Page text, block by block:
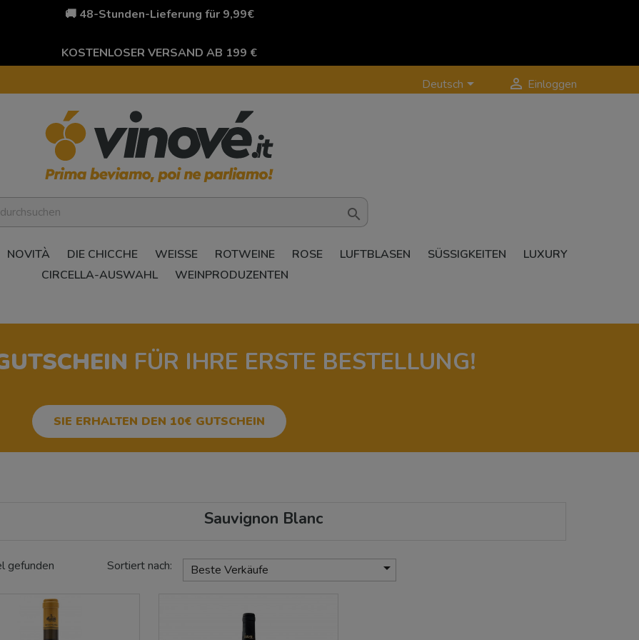
🚚 48-Stunden-Lieferung für 9,99€
KOSTENLOSER VERSAND AB 199 €
Deutsch  Einloggen

NOVITÀ DIE CHICCHE WEISSE ROTWEINE ROSE LUFTBLASEN SÜSSIGKEITEN
LUXURY
CIRCELLA-AUSWAHL
WEINPRODUZENTEN
FÜR IHRE ERSTE BESTELLUNG!
SIE ERHALTEN DEN 10€ GUTSCHEIN
Sauvignon Blanc
gefunden Sortiert nach: Beste Verkäufe 